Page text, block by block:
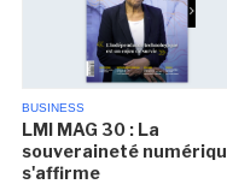
BUSINESS
LMI MAG 30 : La
souveraineté
s'affirme